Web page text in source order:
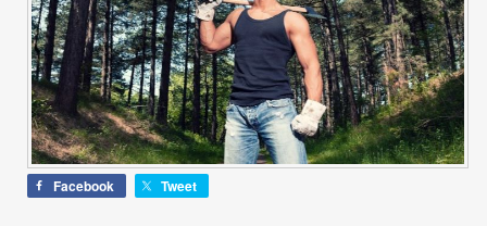
Facebook Tweet